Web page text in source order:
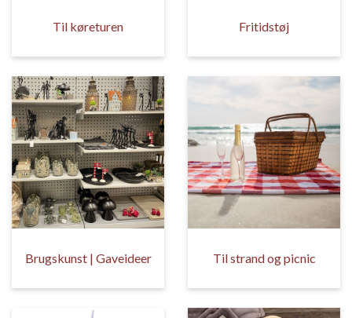
Til køreturen Fritidstøj
Brugskunst | Gaveideer Til strand og picnic